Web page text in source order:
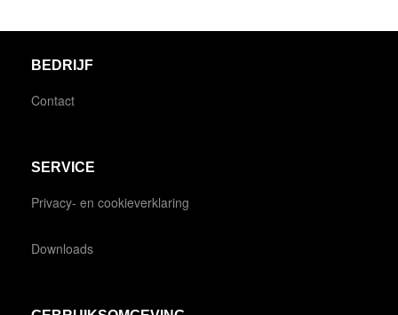
BEDRIJF
Contact
SERVICE
Privacy- en cookieverklaring
Downloads